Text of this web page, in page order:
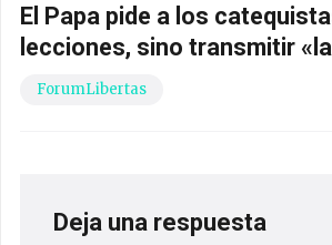
El Papa pide a los
lecciones, sino transmitir
ForumLibertas
Deja una respuesta